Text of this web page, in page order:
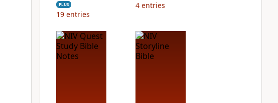
PLUS
19 entries
4 entries